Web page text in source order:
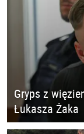
Gryps z
Łukasza Żaka